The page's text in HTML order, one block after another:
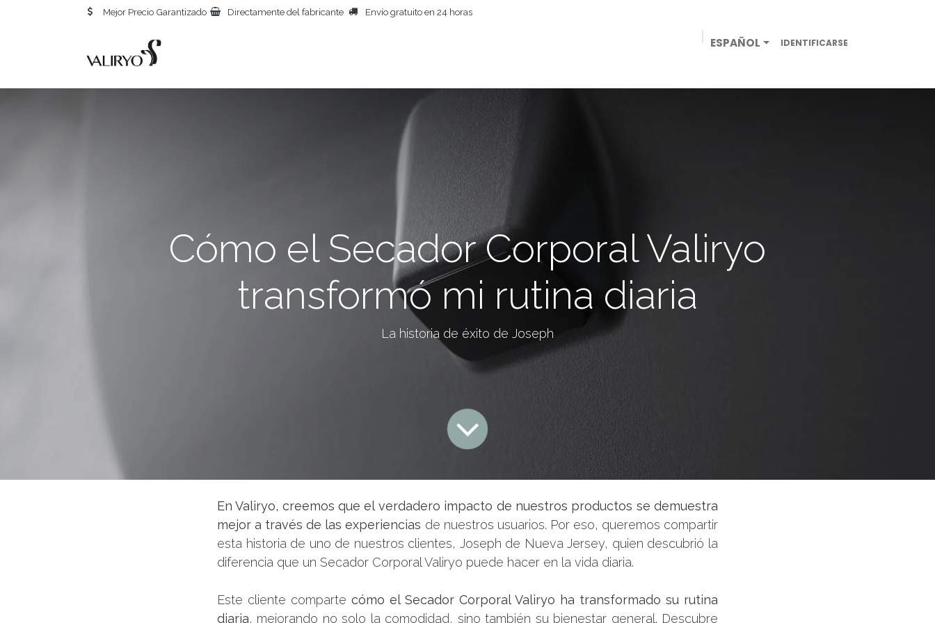
Mejor Precio Garantizado Directamente del fabricante Envío gratuito en 24 horas
ESPAÑOL IDENTIFICARSE
Cómo el Secador Corporal Valiryo
transformó mi rutina diaria
La historia de éxito de Joseph
En Valiryo, creemos que el verdadero impacto de nuestros productos se demuestra
mejor a través de las experiencias de nuestros usuarios. Por eso, queremos compartir
esta historia de uno de nuestros clientes, Joseph de Nueva Jersey, quien descubrió la
diferencia que un Secador Corporal Valiryo puede hacer en la vida diaria.
Este cliente comparte cómo el Secador Corporal Valiryo ha transformado su rutina
diaria, mejorando no solo la comodidad, sino también su bienestar general. Descubre